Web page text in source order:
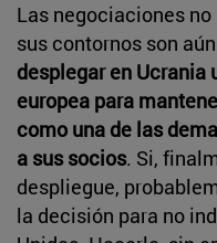
Las negociaciones
sus contornos son
desplegar en
europea para
como una de las
a sus socios. Si,
despliegue,
la decisión para no